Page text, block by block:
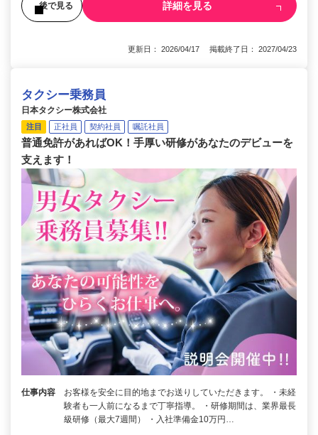
後で見る 詳細を見る
更新日： 2026/04/17 掲載終了日： 2027/04/23
タクシー乗務員
日本タクシー株式会社
注目 正社員 契約社員 嘱託社員
普通免許があればOK！手厚い研修があなたのデビューを
支えます！
仕事内容
お客様を安全に目的地までお送りしていただきます。 ・未経
験者も一人前になるまで丁寧指導。 ・研修期間は、業界最長
級研修（最大7週間） ・入社準備金10万円…